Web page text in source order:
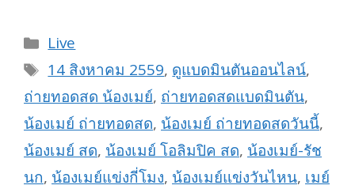
Categories
Live
Tags
14 สิงหาคม 2559, ดูแบดมินตันออนไลน์,
ถ่ายทอดสด น้องเมย์, ถ่ายทอดสดแบดมินตัน,
น้องเมย์ ถ่ายทอดสด, น้องเมย์ ถ่ายทอดสดวันนี้,
น้องเมย์ สด, น้องเมย์ โอลิมปิค สด, น้องเมย์-รัช
นก, น้องเมย์แข่งกี่โมง, น้องเมย์แข่งวันไหน, เมย์